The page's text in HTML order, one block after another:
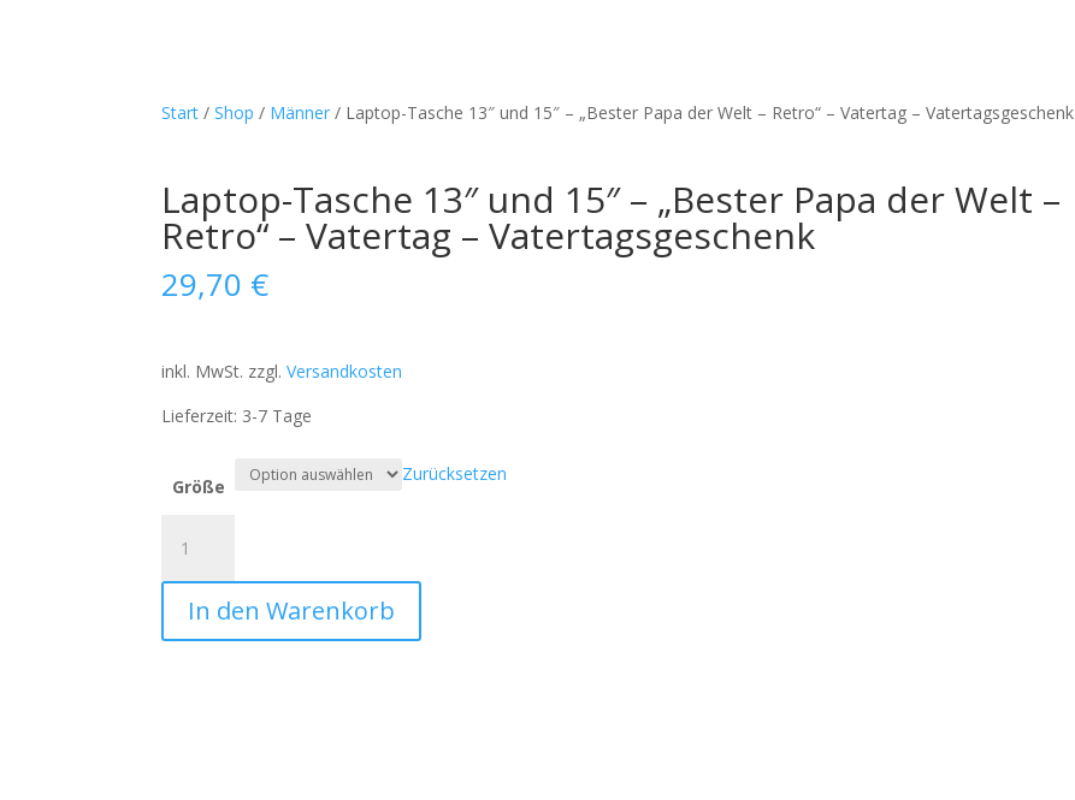
Start /Shop / Männer / Laptop-Tasche 13″ und 15″ – „Bester Papa der Welt – Retro“ – Vatertag – Vatertagsgeschenk
Laptop-Tasche 13″ und 15″ – „Bester Papa der Welt –
Retro“ – Vatertag – Vatertagsgeschenk
29,70 €
inkl. MwSt. zzgl.Versandkosten
Lieferzeit: 3-7 Tage
Größe
Zurücksetzen
Tasche
13"
15"
In den Warenkorb